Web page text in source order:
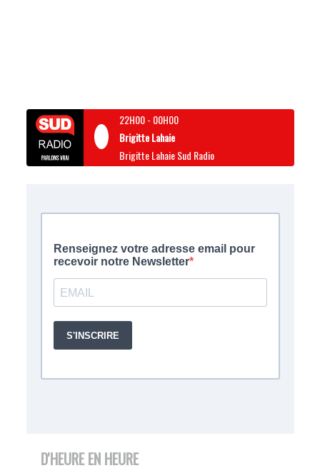
22H00- 00H00
Brigitte Lahaie
Brigitte Lahaie Sud Radio
D'HEURE EN HEURE